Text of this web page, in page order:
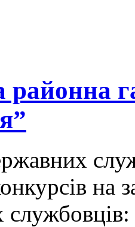
районна
на